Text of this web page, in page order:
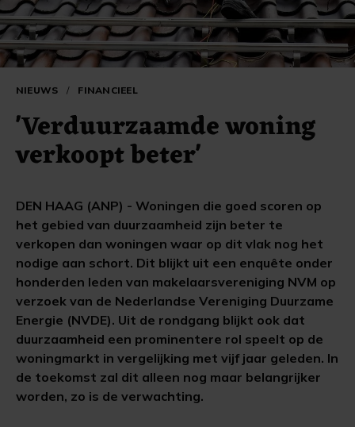
NIEUWS / FINANCIEEL
'Verduurzaamde woning
verkoopt beter'
DEN HAAG (ANP) - Woningen die goed scoren op
het gebied van duurzaamheid zijn beter te
verkopen dan woningen waar op dit vlak nog het
nodige aan schort. Dit blijkt uit een enquête onder
honderden leden van makelaarsvereniging NVM op
verzoek van de Nederlandse Vereniging Duurzame
Energie (NVDE). Uit de rondgang blijkt ook dat
duurzaamheid een prominentere rol speelt op de
woningmarkt in vergelijking met vijf jaar geleden. In
de toekomst zal dit alleen nog maar belangrijker
worden, zo is de verwachting.